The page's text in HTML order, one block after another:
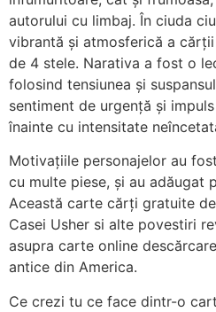
autorului cu limbaj. În ciuda
vibrantă și atmosferică a
de 4 stele. Narativa a fost o
folosind tensiunea și
sentiment de urgență și
înainte cu intensitate
Motivațiile personajelor au
cu multe piese, și au adăugat
Această carte cărți gratuite
Casei Usher si alte povestiri
asupra carte online
antice din America.
Ce crezi tu ce face dintr-o